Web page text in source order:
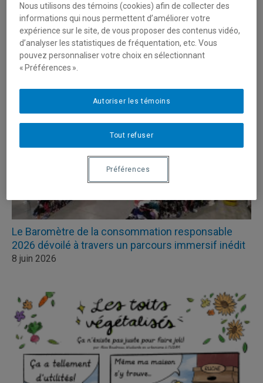
Nouvelles
Le Baromètre de la consommation responsable
2026 dévoilé à travers un parcours immersif inédit
8 juin 2026
Nous utilisons des témoins (cookies) afin de collecter des
informations qui nous permettent d’améliorer votre
expérience sur le site, de vous proposer des contenus vidéo,
d’analyser les statistiques de fréquentation, etc. Vous
pouvez personnaliser votre choix en sélectionnant
« Préférences ».
Tout refuser
Autoriser les témoins
Préférences